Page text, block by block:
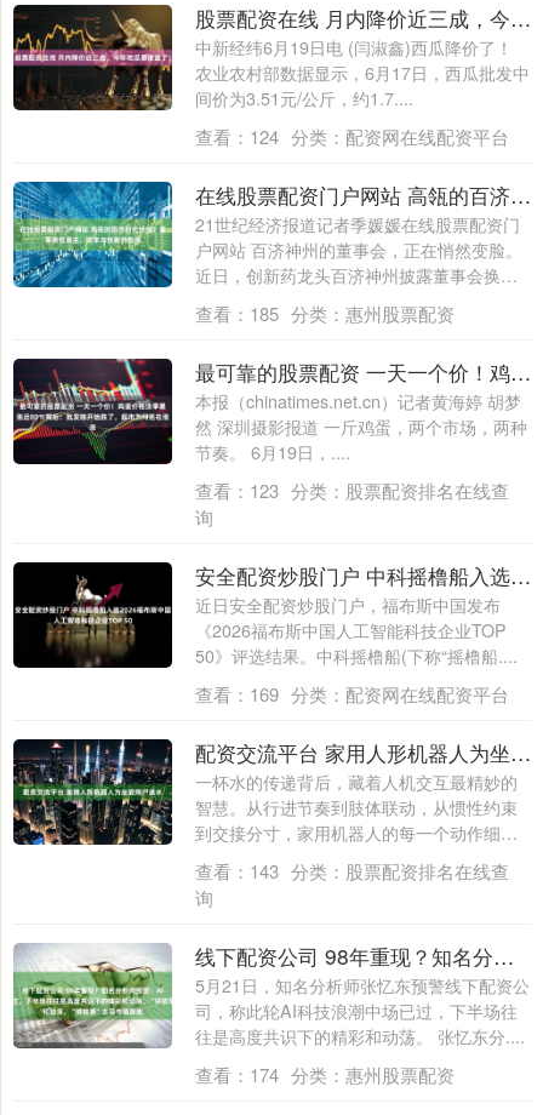
股票配资在线 月内降价近三成，今年吃瓜更便宜了！
中新经纬6月19日电 (闫淑鑫)西瓜降价了！
农业农村部数据显示，6月17日，西瓜批发中
间价为3.51元/公斤，约1.7....
查看： 124 分类： 配资网在线配资平台
在线股票配资门户网站 高瓴的百济时代终结？董事席位易主，资本与创新药告别
21世纪经济报道记者季媛媛在线股票配资门
户网站 百济神州的董事会，正在悄然变脸。
近日，创新药龙头百济神州披露董事会换
届....
查看： 185 分类： 惠州股票配资
最可靠的股票配资 一天一个价！鸡蛋价格淡季暴涨近80％背后：批发端开始跌了，超市为何还在涨
本报（chinatimes.net.cn）记者黄海婷 胡梦
然 深圳摄影报道 一斤鸡蛋，两个市场，两种
节奏。 6月19日，....
查看： 123 分类： 股票配资排名在线查
询
安全配资炒股门户 中科摇橹船入选2026福布斯中国人工智能科技企业TOP 50
近日安全配资炒股门户，福布斯中国发布
《2026福布斯中国人工智能科技企业TOP
50》评选结果。中科摇橹船(下称“摇橹船....
查看： 169 分类： 配资网在线配资平台
配资交流平台 家用人形机器人为坐姿用户递水
一杯水的传递背后，藏着人机交互最精妙的
智慧。从行进节奏到肢体联动，从惯性约束
到交接分寸，家用机器人的每一个动作细节
都在重....
查看： 143 分类： 股票配资排名在线查
询
线下配资公司 98年重现？知名分析师预警：AI科技浪潮中场已过，下半场往往是高度共识下的精彩和动荡，“讲故事”主导市值膨胀
5月21日，知名分析师张忆东预警线下配资公
司，称此轮AI科技浪潮中场已过，下半场往
往是高度共识下的精彩和动荡。 张忆东分....
查看： 174 分类： 惠州股票配资